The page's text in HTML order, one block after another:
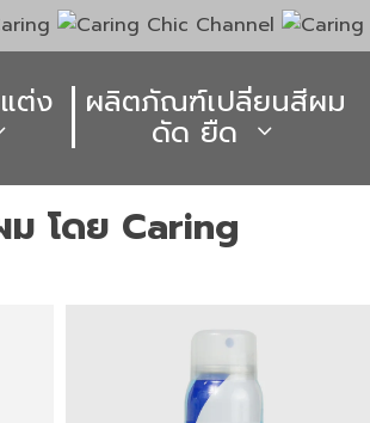
ต่ง ผลิตภัณฑ์เปลี่ยนสีผม
ดัด ยืด
โดย Caring